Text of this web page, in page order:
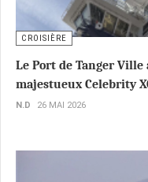
CROISIÈRE
Le Port de Tanger
majestueux Celebrity
N.D 26 MAI 2026